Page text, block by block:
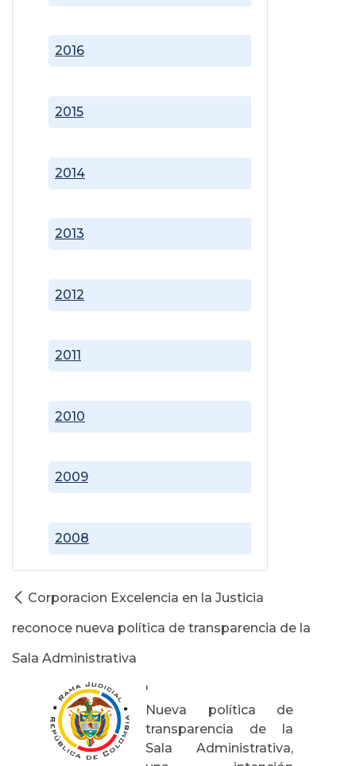
2008
2009
2010
2011
2012
2013
2014
2015
2016
Corporacion Excelencia en la Justicia
reconoce nueva política de transparencia de la
Sala Administrativa
'
Nueva política de
transparencia de la
Sala Administrativa,